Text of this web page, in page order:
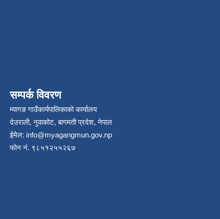
सम्पर्क विवरण
म्यागङ गाउँकार्यपालिकाको कार्यालय
देउराली, नुवाकोट, बागमती प्रदेश, नेपाल
ईमेल: info@myagangmun.gov.np
फोन नं. ९८५१२५५२६७